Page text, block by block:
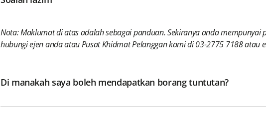
Nota: Maklumat di atas adalah sebagai panduan. Sekiranya anda mempunyai
hubungi ejen anda atau Pusat Khidmat Pelanggan kami di 03-2775 7188 atau
Di manakah saya boleh mendapatkan borang tuntutan?